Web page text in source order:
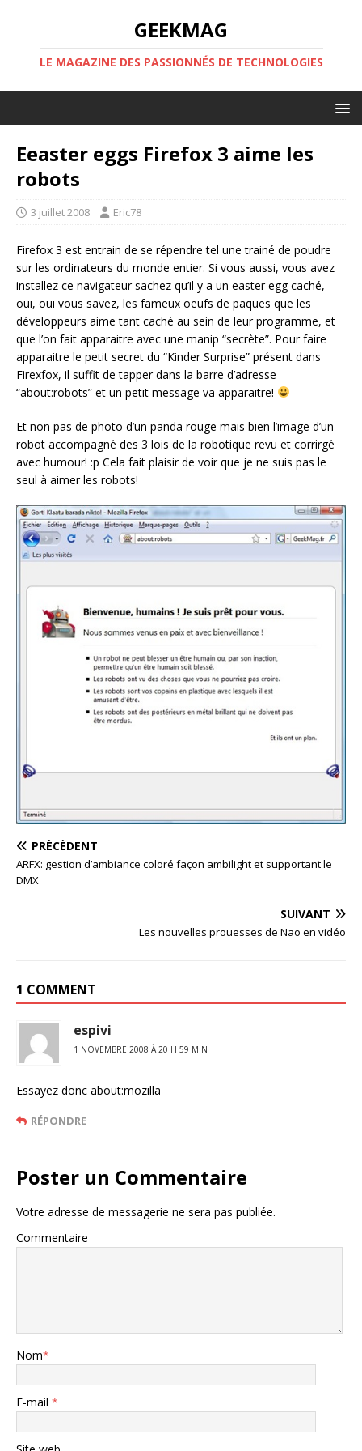
GEEKMAG
LE MAGAZINE DES PASSIONNÉS DE TECHNOLOGIES
Eeaster eggs Firefox 3 aime les
robots
3 juillet 2008 Eric78
Firefox 3 est entrain de se répendre tel une trainé de poudre
sur les ordinateurs du monde entier. Si vous aussi, vous avez
installez ce navigateur sachez qu’il y a un easter egg caché,
oui, oui vous savez, les fameux oeufs de paques que les
développeurs aime tant caché au sein de leur programme, et
que l’on fait apparaitre avec une manip “secrète”. Pour faire
apparaitre le petit secret du “Kinder Surprise” présent dans
Firexfox, il suffit de tapper dans la barre d’adresse
“about:robots” et un petit message va apparaitre!
Et non pas de photo d’un panda rouge mais bien l’image d’un
robot accompagné des 3 lois de la robotique revu et corrirgé
avec humour! :p Cela fait plaisir de voir que je ne suis pas le
seul à aimer les robots!
PRÉCÉDENT
ARFX: gestion d’ambiance coloré façon ambilight et supportant le
DMX
SUIVANT
Les nouvelles prouesses de Nao en vidéo
1 COMMENT
espivi
1 NOVEMBRE 2008 À 20 H 59 MIN
Essayez donc about:mozilla
RÉPONDRE
Poster un Commentaire
Votre adresse de messagerie ne sera pas publiée.
Commentaire
Nom*
E-mail *